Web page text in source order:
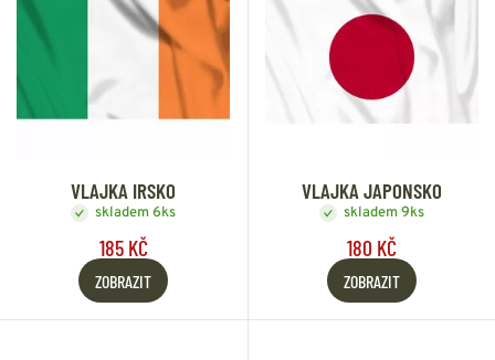
VLAJKA IRSKO
skladem 6ks
185 KČ
ZOBRAZIT
VLAJKA JAPONSKO
skladem 9ks
180 KČ
ZOBRAZIT